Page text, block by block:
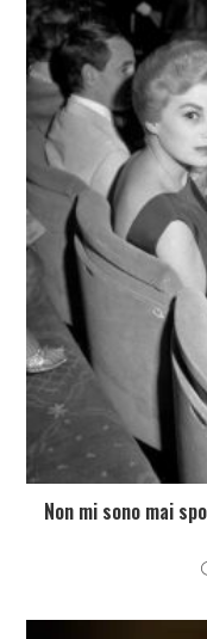
Non mi sono mai